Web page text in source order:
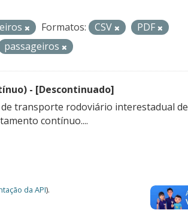
Formatos: CSV
PDF
passageiros
- [Descontinuado]
transporte rodoviário interestadual de
contínuo....
da API).